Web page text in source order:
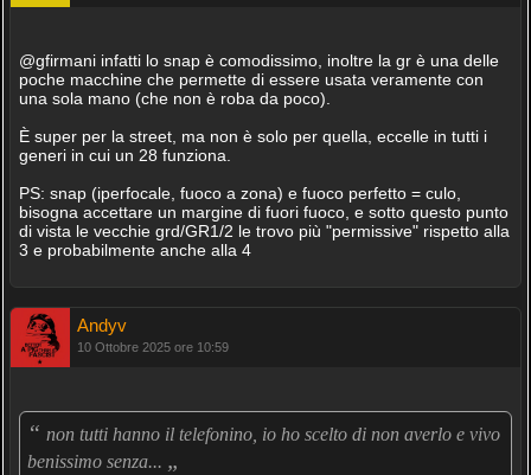
@gfirmani infatti lo snap è comodissimo, inoltre la gr è una delle
poche macchine che permette di essere usata veramente con
una sola mano (che non è roba da poco).
È super per la street, ma non è solo per quella, eccelle in tutti i
generi in cui un 28 funziona.
PS: snap (iperfocale, fuoco a zona) e fuoco perfetto = culo,
bisogna accettare un margine di fuori fuoco, e sotto questo punto
di vista le vecchie grd/GR1/2 le trovo più "permissive" rispetto alla
3 e probabilmente anche alla 4
Andyv
10 Ottobre 2025 ore 10:59
“ non tutti hanno il telefonino, io ho scelto di non averlo e vivo
benissimo senza... „